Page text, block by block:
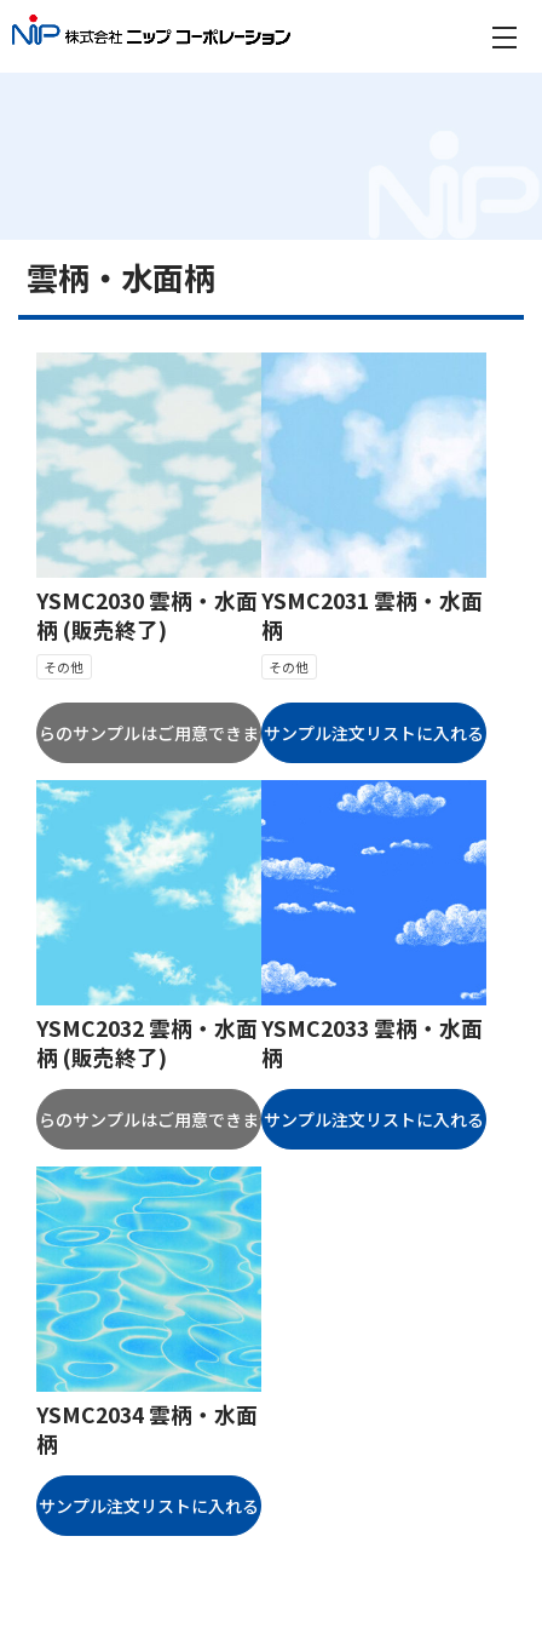
雲柄・水面柄
YSMC2030 雲柄・水面
柄 (販売終了)
その他
YSMC2031 雲柄・水面
柄
その他
YSMC2032 雲柄・水面
柄 (販売終了)
YSMC2033 雲柄・水面
柄
YSMC2034 雲柄・水面
柄